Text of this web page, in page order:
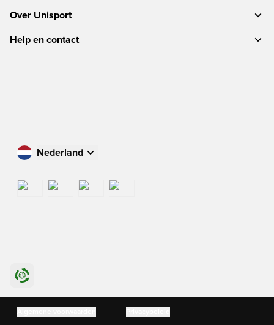
Over Unisport
Help en contact
Nederland
International
Sverige